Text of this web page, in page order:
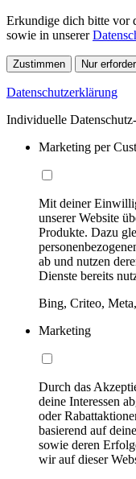
Erkundige dich bitte vor
sowie in unserer
Zustimmen Nur
Datenschutzerklärung
Individuelle
Marketing per
Mit deiner
unserer Website
Produkte. Dazu
ab und nutzen
Dienste bereits
Bing, Criteo,
Marketing
Durch das
deine Interessen
oder
basierend auf
sowie deren
wir auf dieser